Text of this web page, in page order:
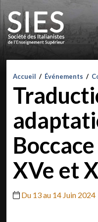
Accueil / Événements /
XVe et
Du 13 au 14 Juin 2024